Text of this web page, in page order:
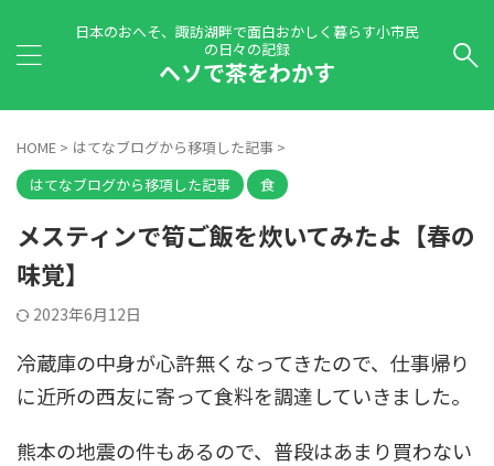
日本のおへそ、諏訪湖畔で面白おかしく暮らす小市民
の日々の記録
ヘソで茶をわかす
HOME > はてなブログから移項した記事 >
はてなブログから移項した記事
食
メスティンで筍ご飯を炊いてみたよ【春の
味覚】
2023年6月12日
冷蔵庫の中身が心許無くなってきたので、仕事帰り
に近所の西友に寄って食料を調達していきました。
熊本の地震の件もあるので、普段はあまり買わない